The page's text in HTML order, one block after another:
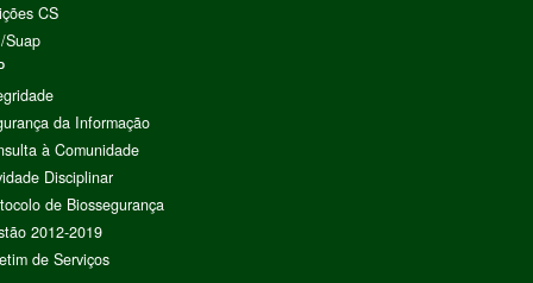
CS
Suap
da Informação
à Comunidade
Disciplinar
de Biossegurança
2012-2019
de Serviços